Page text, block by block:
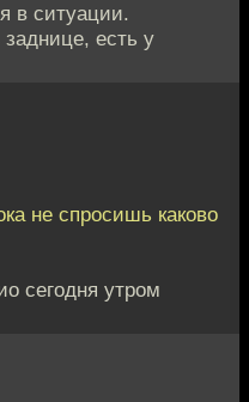
в ситуации.
есть у
не спросишь каково
сегодня утром